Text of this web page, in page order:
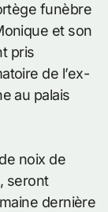
funèbre
et son
pris
de l’ex-
au palais
noix de
seront
dernière